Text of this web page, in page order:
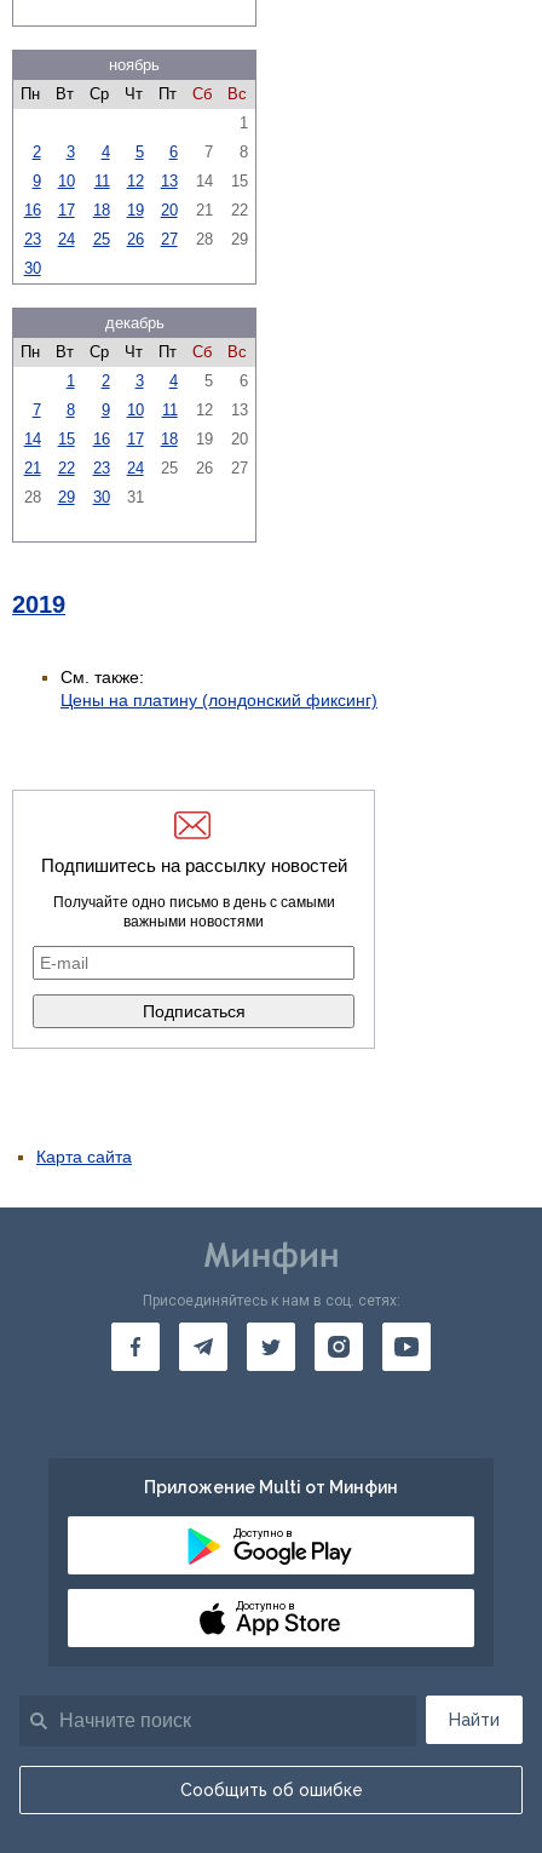
ноябрь
Пн
Вт Ср Чт Пт Сб
Вс
1
2
3 4 5 6 7
8
9
10 11 12 13 14
15
16
17 18 19 20 21
22
23
24 25 26 27 28
29
30
декабрь
Пн
Вт Ср Чт Пт Сб
Вс
1
2 3 4 5
6
7
8 9 10 11 12
13
14
15 16 17 18 19
20
21
22 23 24 25 26
27
28
29 30 31
2019
См. также:
Цены на платину (лондонский фиксинг)
Подпишитесь на рассылку новостей
Получайте одно письмо в день с самыми
важными новостями
Карта сайта
Найти
Сообщить об ошибке
Присоединяйтесь к нам в соц. сетях:
Приложение Multi от Минфин
Доступно в
Доступно в